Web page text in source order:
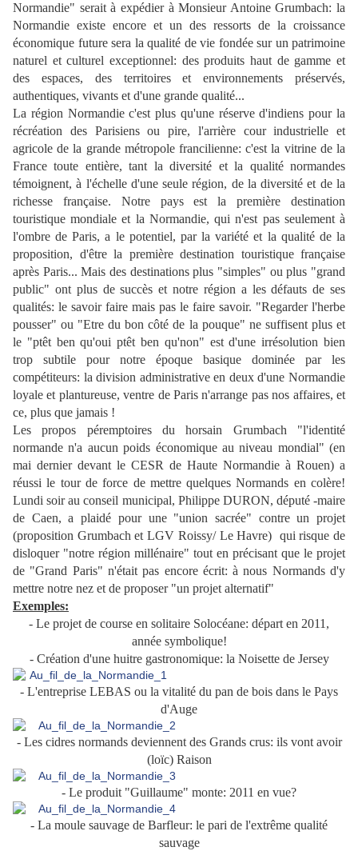
Normandie" serait à expédier à Monsieur Antoine Grumbach: la
Normandie existe encore et un des ressorts de la croissance
économique future sera la qualité de vie fondée sur un patrimoine
naturel et culturel exceptionnel: des produits haut de gamme et
des espaces, des territoires et environnements préservés,
authentiques, vivants et d'une grande qualité...
La région Normandie c'est plus qu'une réserve d'indiens pour la
récréation des Parisiens ou pire, l'arrière cour industrielle et
agricole de la grande métropole francilienne: c'est la vitrine de la
France toute entière, tant la diversité et la qualité normandes
témoignent, à l'échelle d'une seule région, de la diversité et de la
richesse française. Notre pays est la première destination
touristique mondiale et la Normandie, qui n'est pas seulement à
l'ombre de Paris, a le potentiel, par la variété et la qualité de la
proposition, d'être la première destination touristique française
après Paris... Mais des destinations plus "simples" ou plus "grand
public" ont plus de succès et notre région a les défauts de ses
qualités: le savoir faire mais pas le faire savoir. "Regarder l'herbe
pousser" ou "Etre du bon côté de la pouque" ne suffisent plus et
le "ptêt ben qu'oui ptêt ben qu'non" est d'une irrésolution bien
trop subtile pour notre époque basique dominée par les
compétiteurs: la division administrative en deux d'une Normandie
loyale et plantureuse, ventre de Paris n'arrange pas nos affaires, et
ce, plus que jamais !
Les propos péremptoires du horsain Grumbach "l'identité
normande n'a aucun poids économique au niveau mondial" (en
mai dernier devant le CESR de Haute Normandie à Rouen) a
réussi le tour de force de mettre quelques Normands en colère!
Lundi soir au conseil municipal, Philippe DURON, député -maire
de Caen, a plaidé pour une "union sacrée" contre un projet
(proposition Grumbach et LGV Roissy/ Le Havre) qui risque de
disloquer "notre région millénaire" tout en précisant que le projet
de "Grand Paris" n'était pas encore écrit: à nous Normands d'y
mettre notre nez et de proposer "un projet alternatif"
Exemples:
- Le projet de course en solitaire Solocéane: départ en 2011,
année symbolique!
- Création d'une huitre gastronomique: la Noisette de Jersey
- L'entreprise LEBAS ou la vitalité du pan de bois dans le Pays
d'Auge
- Les cidres normands deviennent des Grands crus: ils vont avoir
(loïc) Raison
- Le produit "Guillaume" monte: 2011 en vue?
- La moule sauvage de Barfleur: le pari de l'extrême qualité
sauvage